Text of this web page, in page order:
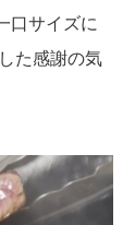
口サイズに
た感謝の気